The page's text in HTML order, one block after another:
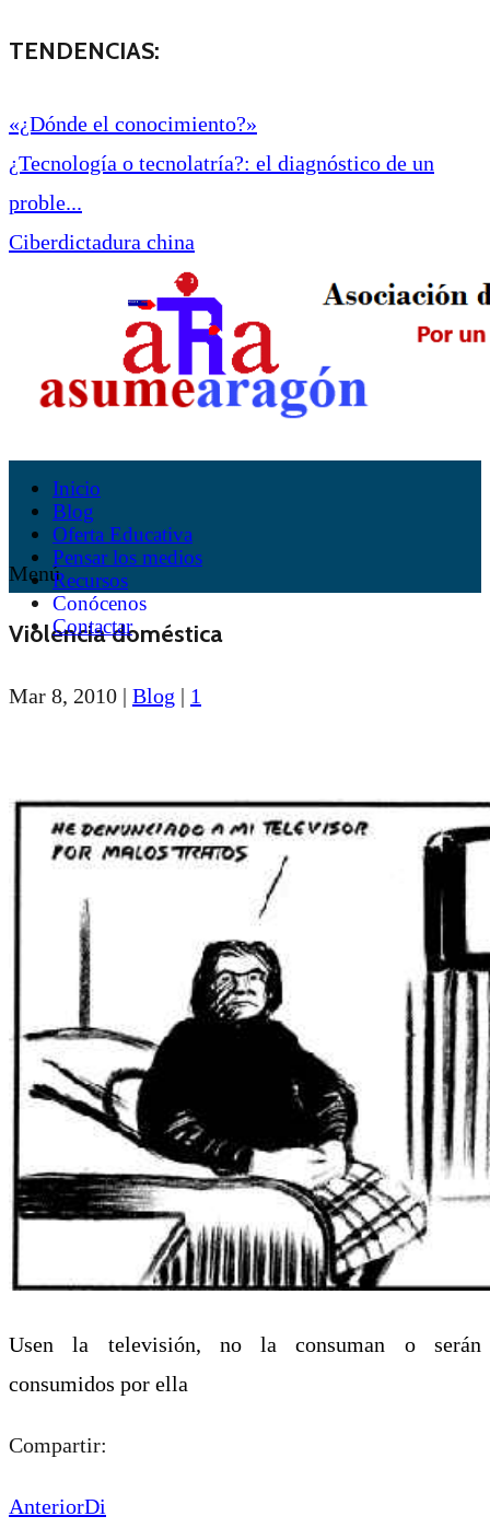
TENDENCIAS:
«¿Dónde el conocimiento?»
¿Tecnología o tecnolatría?: el diagnóstico de un
proble...
Ciberdictadura china
Inicio
Blog
Oferta Educativa
Pensar los medios
Recursos
Conócenos
Contactar
Menú
Violencia doméstica
Mar 8, 2010 | Blog | 1
Usen la televisión, no la consuman o serán
consumidos por ella
Compartir:
AnteriorDi